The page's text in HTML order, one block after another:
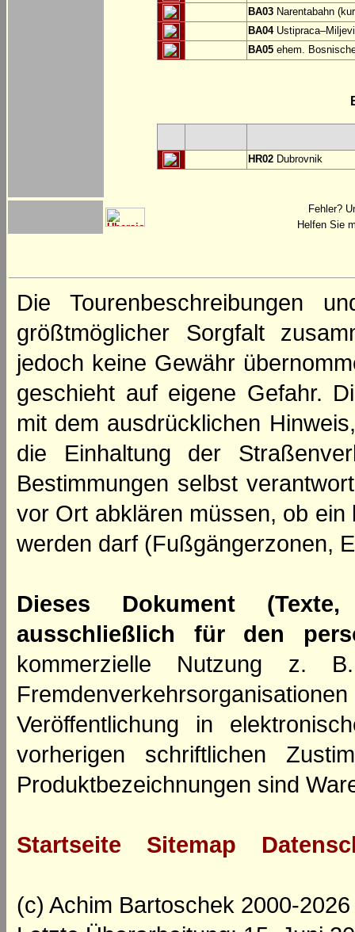
BA03 Narentabahn
BA04
BA05 ehem.
HR02 Dubrovnik
Fehler?
Helfen Sie
Die Tourenbeschreibungen
größtmöglicher Sorgfalt
jedoch keine Gewähr
geschieht auf eigene Gefahr.
mit dem ausdrücklichen
die Einhaltung der
Bestimmungen selbst
vor Ort abklären müssen, ob
werden darf (Fußgängerzonen,
Dieses Dokument
ausschließlich für den
kommerzielle Nutzung z.
Veröffentlichung in
vorherigen schriftlichen
Produktbezeichnungen sind
Startseite Sitemap
(c) Achim Bartoschek 2000-2026